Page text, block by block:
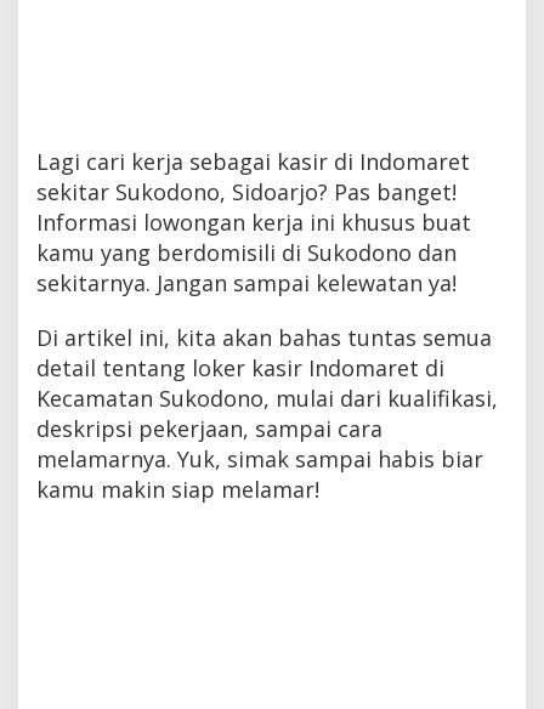
Lagi cari kerja sebagai kasir di Indomaret
sekitar Sukodono, Sidoarjo? Pas banget!
Informasi lowongan kerja ini khusus buat
kamu yang berdomisili di Sukodono dan
sekitarnya. Jangan sampai kelewatan ya!
Di artikel ini, kita akan bahas tuntas semua
detail tentang loker kasir Indomaret di
Kecamatan Sukodono, mulai dari kualifikasi,
deskripsi pekerjaan, sampai cara
melamarnya. Yuk, simak sampai habis biar
kamu makin siap melamar!